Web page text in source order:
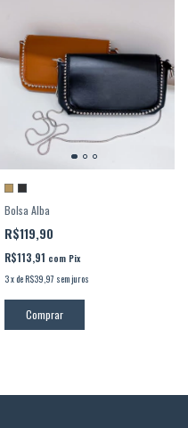
Bolsa Alba
R$119,90
R$113,91 com Pix
3xdeR$39,97 sem juros
Comprar